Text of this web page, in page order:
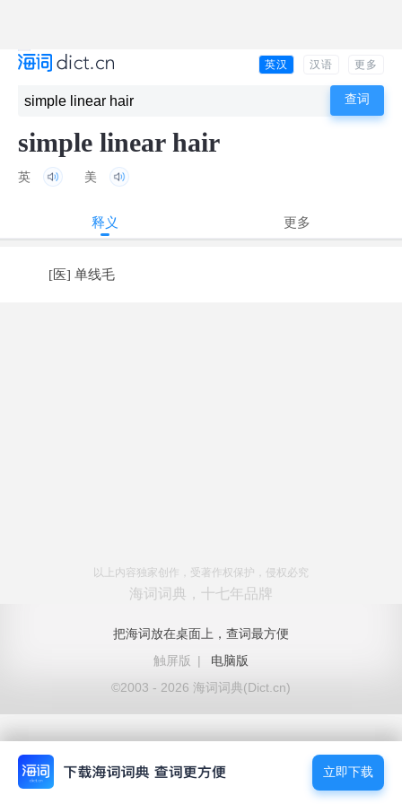
英汉 汉语 更多
simple linear hair
英 美
释义 更多
[医] 单线毛
以上内容独家创作，受著作权保护，侵权必究
海词词典，十七年品牌
把海词放在桌面上，查词最方便
触屏版
|
电脑版
©2003 - 2026 海词词典(Dict.cn)
立即下载
立即下载